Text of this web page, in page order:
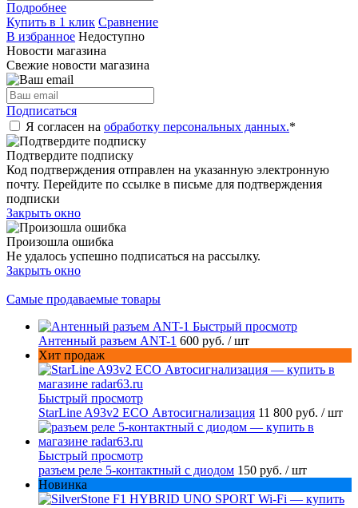
Подробнее
Купить в 1 клик Сравнение
В избранное Недоступно
Новости магазина
Свежие новости магазина
Подписаться
Я согласен на обработку персональных данных.*
Подтвердите подписку
Код подтверждения отправлен на указанную электронную
почту. Перейдите по ссылке в письме для подтверждения
подписки
Закрыть окно
Произошла ошибка
Не удалось успешно подписаться на рассылку.
Закрыть окно
Самые продаваемые товары
Быстрый просмотр
Антенный разъем ANT-1 600 руб. / шт
Хит продаж
Быстрый просмотр
StarLine A93v2 ECO Автосигнализация 11 800 руб. / шт
Быстрый просмотр
разъем реле 5-контактный с диодом 150 руб. / шт
Новинка